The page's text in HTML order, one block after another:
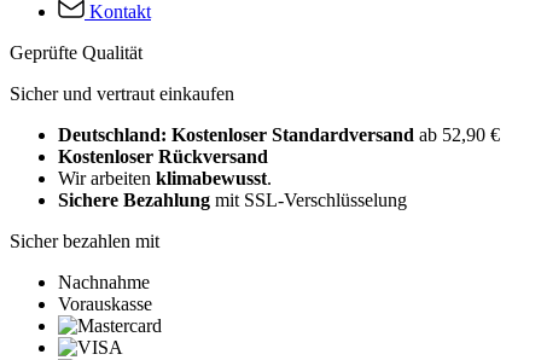
Kontakt
Geprüfte Qualität
Sicher und vertraut einkaufen
Deutschland: Kostenloser Standardversand ab 52,90 €
Kostenloser Rückversand
Wir arbeiten klimabewusst.
Sichere Bezahlung mit SSL-Verschlüsselung
Sicher bezahlen mit
Nachnahme
Vorauskasse